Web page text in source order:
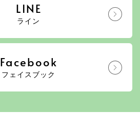
LINE
ライン
Facebook
フェイスブック